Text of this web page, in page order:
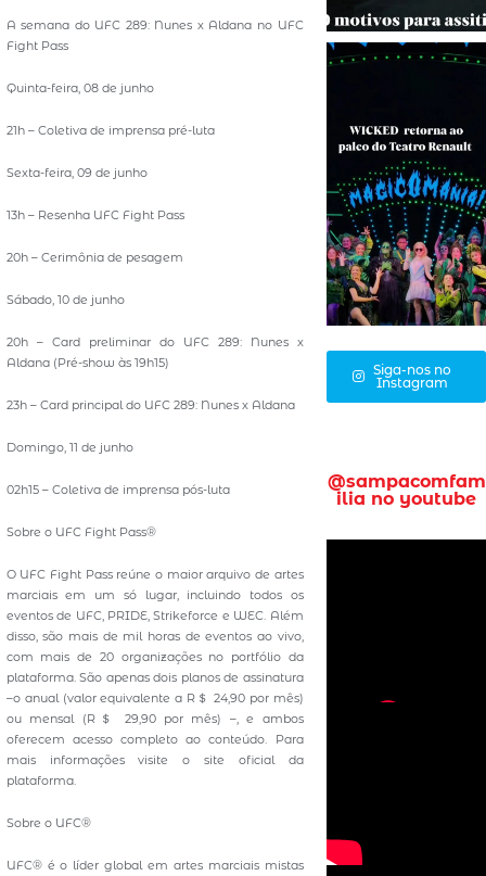
A semana do UFC 289: Nunes x Aldana no UFC
Fight Pass
Quinta-feira, 08 de junho
21h – Coletiva de imprensa pré-luta
Sexta-feira, 09 de junho
13h – Resenha UFC Fight Pass
20h – Cerimônia de pesagem
Sábado, 10 de junho
20h – Card preliminar do UFC 289: Nunes x
Aldana (Pré-show às 19h15)
23h – Card principal do UFC 289: Nunes x Aldana
Domingo, 11 de junho
02h15 – Coletiva de imprensa pós-luta
Sobre o UFC Fight Pass®
O UFC Fight Pass reúne o maior arquivo de artes
marciais em um só lugar, incluindo todos os
eventos de UFC, PRIDE, Strikeforce e WEC. Além
disso, são mais de mil horas de eventos ao vivo,
com mais de 20 organizações no portfólio da
plataforma. São apenas dois planos de assinatura
–o anual (valor equivalente a R＄ 24,90 por mês)
ou mensal (R＄ 29,90 por mês) –, e ambos
oferecem acesso completo ao conteúdo. Para
mais informações visite o site oficial da
plataforma.
Sobre o UFC®
UFC® é o líder global em artes marciais mistas
Siga-nos no
Instagram
@sampacomfam
ilia no youtube